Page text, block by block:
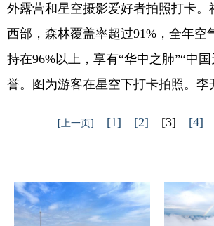
外露营和星空摄影爱好者拍照打卡。
西部，森林覆盖率超过91%，全年空
持在96%以上，享有“华中之肺”“中
誉。图为游客在星空下打卡拍照。李
[上一页] [1] [2] [3] [4]